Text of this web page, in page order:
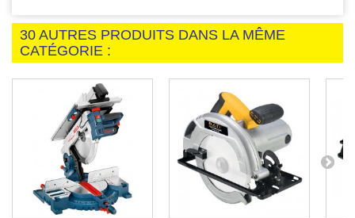
30 AUTRES PRODUITS DANS LA MÊME
CATÉGORIE :